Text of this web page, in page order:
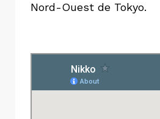
Nord-Ouest de Tokyo.